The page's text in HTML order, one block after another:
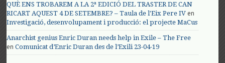
QUÈ ENS TROBAREM A LA 2ª EDICIÓ DEL TRASTER DE CAN
RICART AQUEST 4 DE SETEMBRE? – Taula de l'Eix Pere IV en
Investigació, desenvolupament i producció: el projecte MaCus
Anarchist genius Enric Duran needs help in Exile – The Free
enComunicat d’Enric Duran des de l’Exili 23-04-19